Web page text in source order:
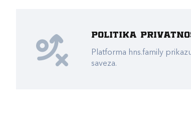
Politika
Platforma hns.family
saveza.